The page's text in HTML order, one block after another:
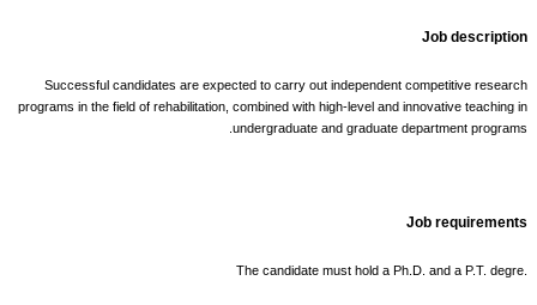
Job description
Successful candidates are expected to carry out independent competitive research
programs in the field of rehabilitation, combined with high-level and innovative teaching in
undergraduate and graduate department programs.
Job requirements